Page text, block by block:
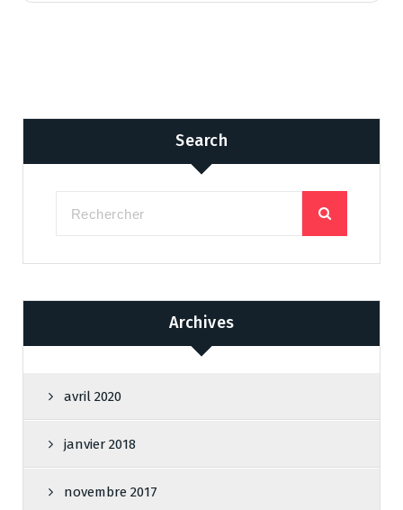
Search
Archives
avril 2020
janvier 2018
novembre 2017